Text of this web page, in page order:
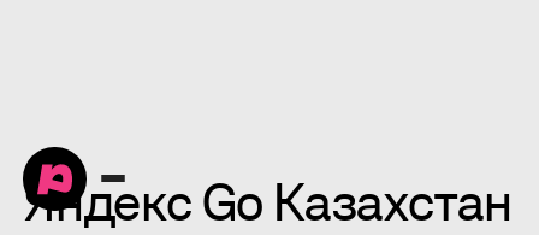
Яндекс Go Казахстан